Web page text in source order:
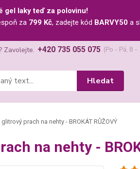
gel laky teď za polovinu!
za 799 Kč, zadejte kód BARVY50 a
Hledat
Zavolejte. +420 735 055 075 (Po - Pá, 8 -
prach na nehty - BROKÁT RŮŽOVÝ
na nehty -